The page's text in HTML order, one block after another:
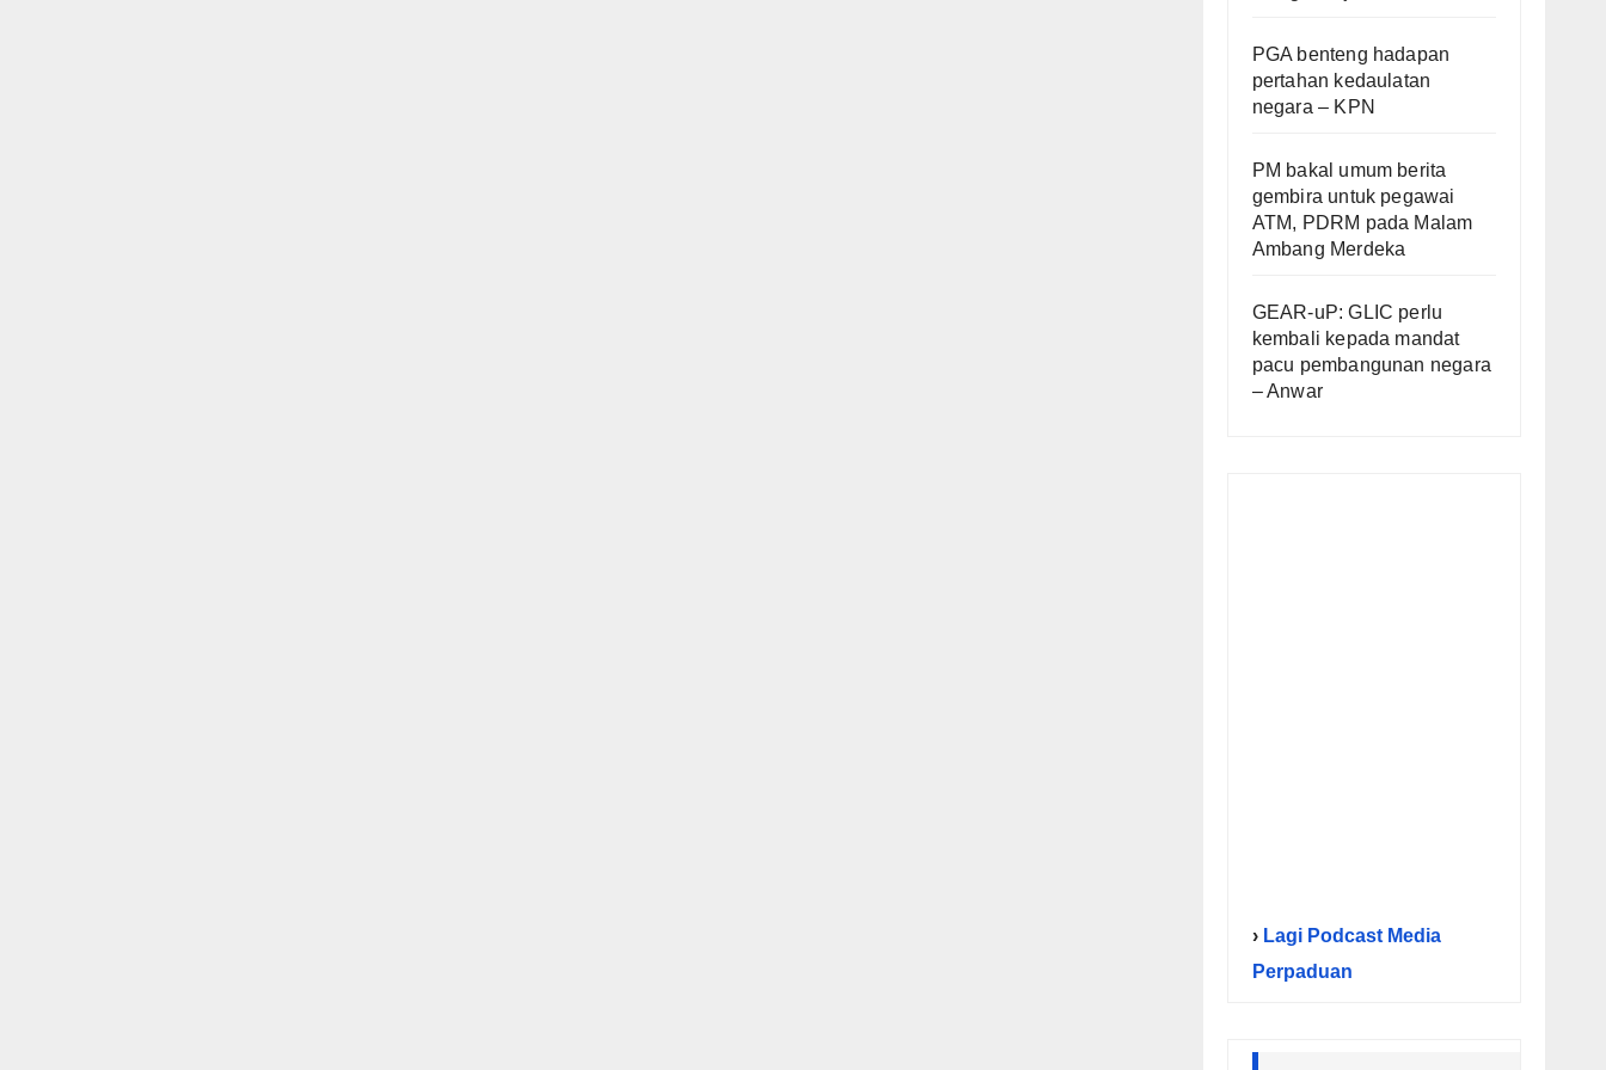
PGA benteng hadapan
pertahan kedaulatan
negara – KPN
PM bakal umum berita
gembira untuk pegawai
ATM, PDRM pada Malam
Ambang Merdeka
GEAR-uP: GLIC perlu
kembali kepada mandat
pacu pembangunan negara
– Anwar
›Lagi Podcast Media
Perpaduan